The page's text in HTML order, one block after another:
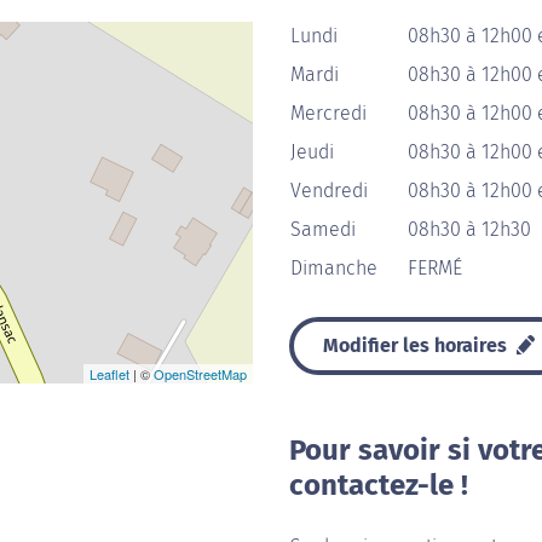
Leaflet | ©OpenStreetMap
Lundi
08h30 à 12h00
Mardi
08h30 à 12h00
Mercredi
08h30 à 12h00
Jeudi
08h30 à 12h00
Vendredi
08h30 à 12h00
Samedi
08h30 à 12h30
Dimanche
FERMÉ
Modifier les horaires
Pour savoir si
contactez-le !